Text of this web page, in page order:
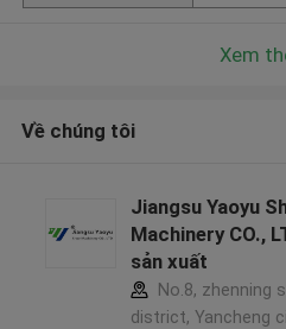
Xem
Về chúng tôi
Jiangsu Yaoyu
Machinery CO.,
sản xuất
No.8, zhenning
district, Yancheng